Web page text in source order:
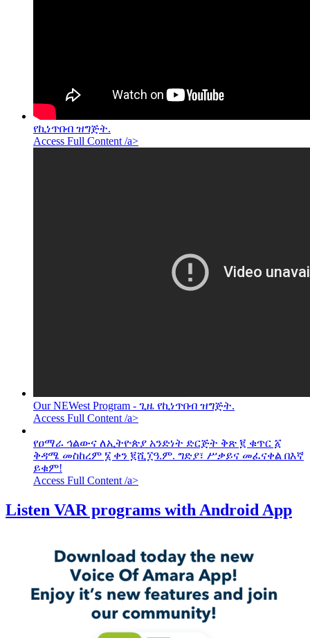
የኪነጥበብ ዝግጅት.
Access Full Content /a>
Our NEWest Program - ጊዜ የኪነጥበብ ዝግጅት.
Access Full Content /a>
የዐማራ ኅልውና ለኢትዮጵያ አንድነት ድርጅት ቅጽ ፪ ቁጥር ፩
ቅዳሜ መስከረም ፮ ቀን ፪ሺ፲ዓ.ም. ግድያ፣ ሥቃይና መፈናቀል በእኛ
ይቁም!
Access Full Content /a>
Listen VAR programs with Android App